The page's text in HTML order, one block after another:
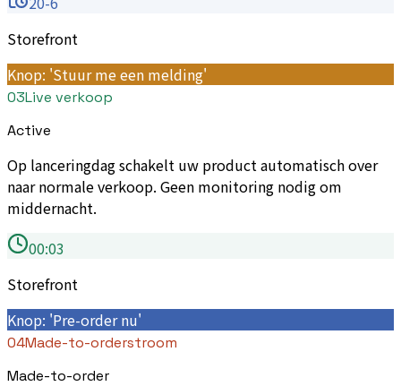
Storefront
Knop: 'Stuur me een melding'
03Live verkoop
Active
Op lanceringdag schakelt uw product automatisch over
naar normale verkoop. Geen monitoring nodig om
middernacht.
00:03
Storefront
Knop: 'Pre-order nu'
04Made-to-orderstroom
Made-to-order